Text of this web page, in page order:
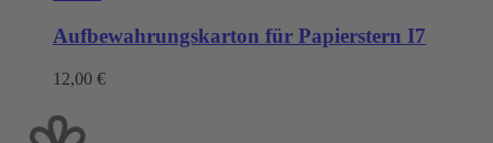
Aufbewahrungskarton für Papierstern I7
12,00 €